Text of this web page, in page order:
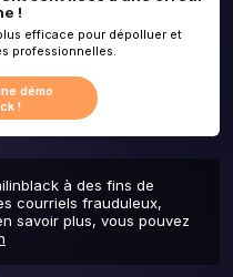
aboutissent sont
à des fins de
courriels frauduleux,
savoir plus, vous pouvez